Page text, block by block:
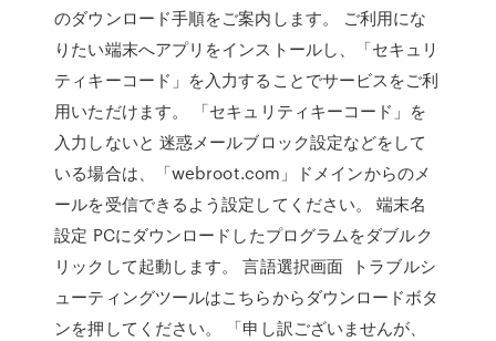
のダウンロード手順をご案内します。 ご利用にな
りたい端末へアプリをインストールし、「セキュリ
ティキーコード」を入力することでサービスをご利
用いただけます。 「セキュリティキーコード」を
入力しないと 迷惑メールブロック設定などをして
いる場合は、「webroot.com」ドメインからのメ
ールを受信できるよう設定してください。 端末名
設定 PCにダウンロードしたプログラムをダブルク
リックして起動します。 言語選択画面 トラブルシ
ューティングツールはこちらからダウンロードボタ
ンを押してください。 「申し訳ございませんが、